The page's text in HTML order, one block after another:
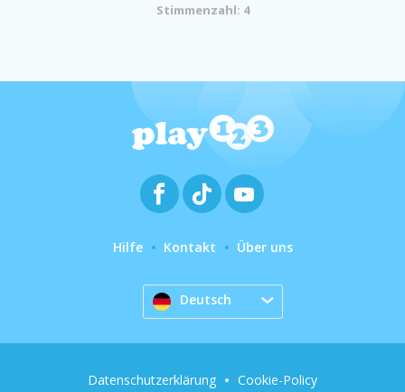
Stimmenzahl: 4
Hilfe Kontakt Über uns
Deutsch
Datenschutzerklärung
Cookie-Policy